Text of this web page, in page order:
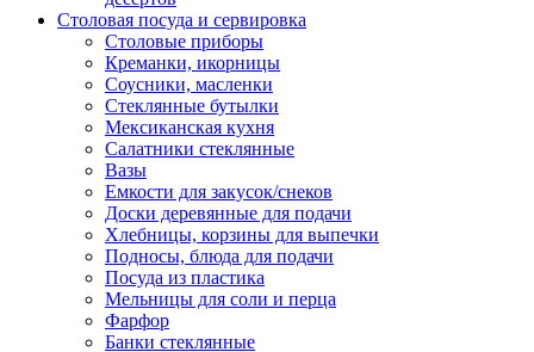
Столовая посуда и сервировка
Столовые приборы
Креманки, икорницы
Соусники, масленки
Стеклянные бутылки
Мексиканская кухня
Салатники стеклянные
Вазы
Емкости для закусок/снеков
Доски деревянные для подачи
Хлебницы, корзины для выпечки
Подносы, блюда для подачи
Посуда из пластика
Мельницы для соли и перца
Фарфор
Банки стеклянные